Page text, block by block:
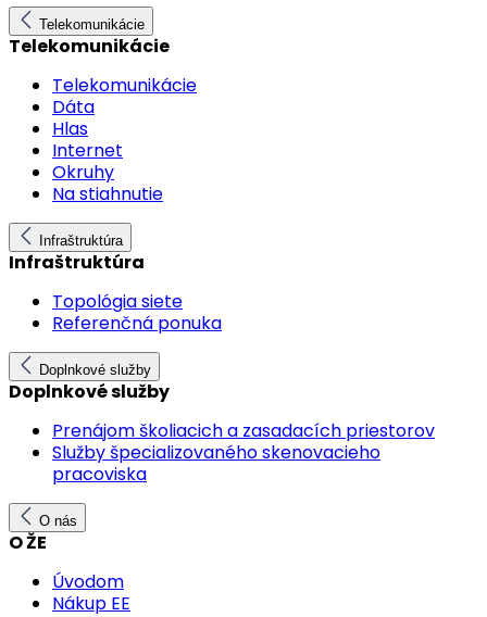
Telekomunikácie
Telekomunikácie
Telekomunikácie
Dáta
Hlas
Internet
Okruhy
Na stiahnutie
Infraštruktúra
Infraštruktúra
Topológia siete
Referenčná ponuka
Doplnkové služby
Doplnkové služby
Prenájom školiacich a zasadacích priestorov
Služby špecializovaného skenovacieho
pracoviska
O nás
O ŽE
Úvodom
Nákup EE